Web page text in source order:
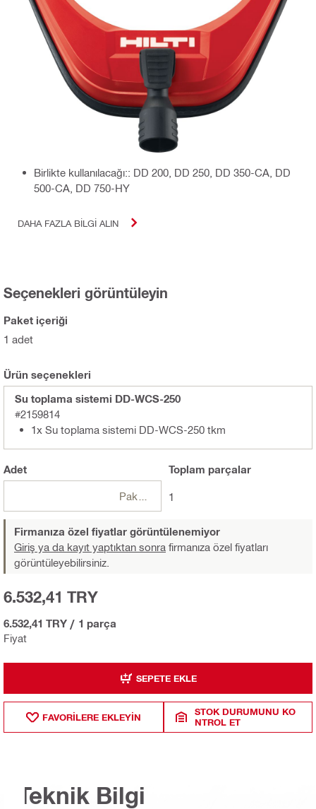
Birlikte kullanılacağı:: DD 200, DD 250, DD 350-CA, DD
500-CA, DD 750-HY
DAHA FAZLA BILGI ALIN
Seçenekleri görüntüleyin
Paket içeriği
1 adet
Ürün seçenekleri
Su toplama sistemi DD-WCS-250
#2159814
1x Su toplama sistemi DD-WCS-250 tkm
Adet Toplam parçalar
1
Firmanıza özel fiyatlar görüntülenemiyor
Giriş ya da kayıt yaptıktan sonra firmanıza özel fiyatları
görüntüleyebilirsiniz.
Fiyat
6.532,41 TRY
6.532,41 TRY / 1 parça
SEPETE EKLE
FAVORILERE EKLEYIN
STOK DURUMUNU KO
NTROL ET
Teknik Bilgi